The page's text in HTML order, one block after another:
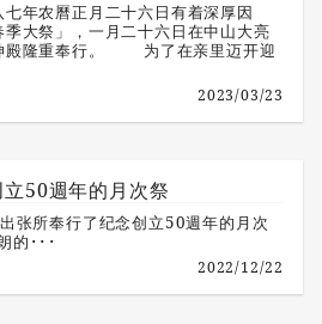
年农曆正月二十六日有着深厚因
大祭」，一月二十六日在中山大亮
殿隆重奉行。 为了在亲里迈开迎
2023/03/23
50週年的月次祭
所奉行了纪念创立50週年的月次
･･･
2022/12/22